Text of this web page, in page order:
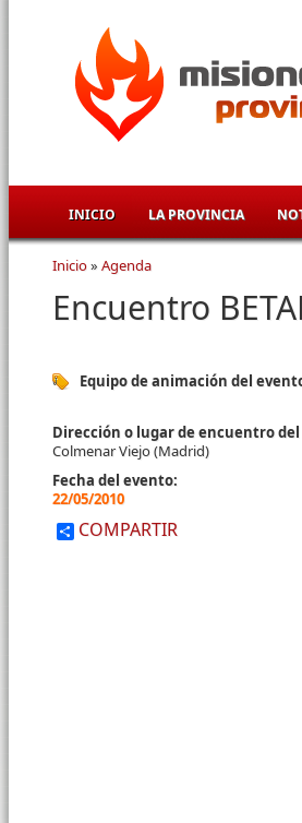
INICIO LA PROVINCIA
Se encuentra usted
Inicio» Agenda
Encuentro
Equipo de animación del
Dirección o lugar de encuentro
Colmenar Viejo (Madrid)
Fecha del evento:
22/05/2010
COMPARTIR